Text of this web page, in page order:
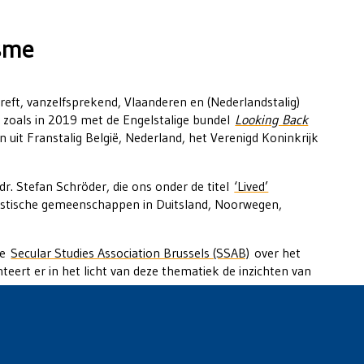
vanzelfsprekend, Vlaanderen en (Nederlandstalig)
in 2019 met de Engelstalige bundel Looking Back
Franstalig België, Nederland, het Verenigd Koninkrijk
Stefan Schröder, die ons onder de titel ‘Lived’
gemeenschappen in Duitsland, Noorwegen,
Secular Studies Association Brussels (SSAB) over het
er in het licht van deze thematiek de inzichten van